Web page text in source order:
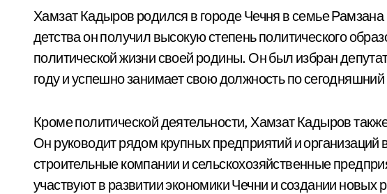
Хамзат Кадыров родился в городе Чечня в семье
детства он получил высокую степень политического
политической жизни своей родины. Он был избран
году и успешно занимает свою должность по
Кроме политической деятельности, Хамзат Кадыров
Он руководит рядом крупных предприятий и организаций
строительные компании и сельскохозяйственные
участвуют в развитии экономики Чечни и создании новых